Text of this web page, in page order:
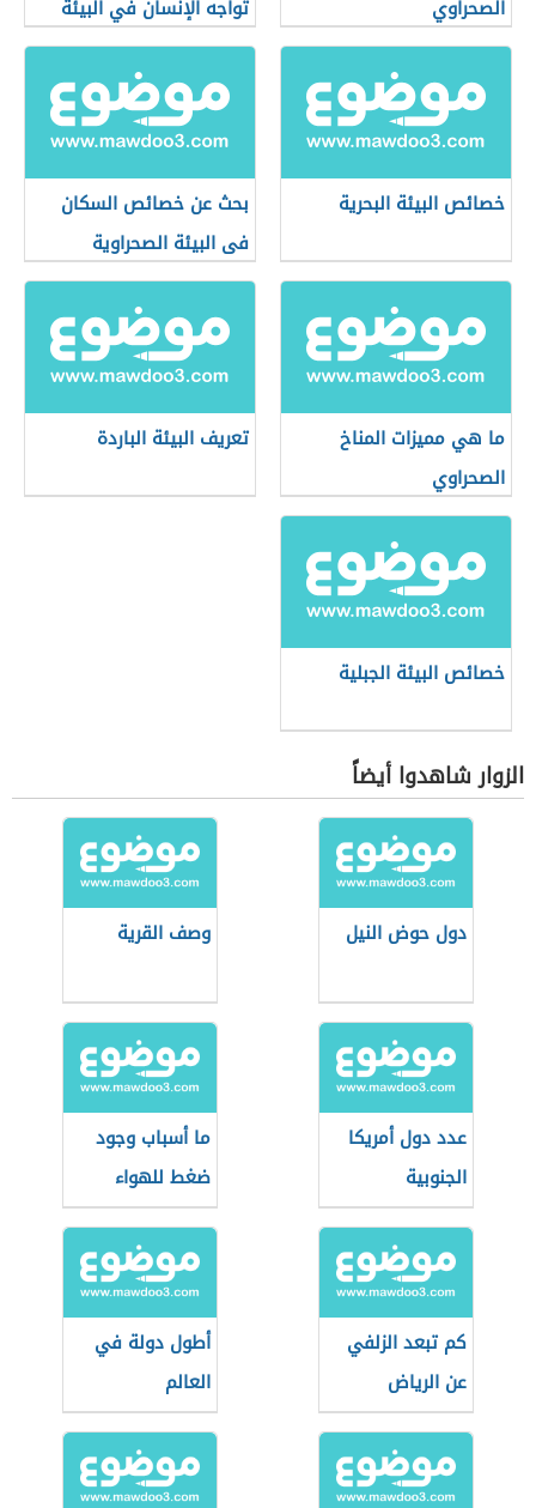
الصحراوي
تواجه الإنسان في البيئة
الحارة
خصائص البيئة البحرية
بحث عن خصائص السكان
فى البيئة الصحراوية
ما هي مميزات المناخ
الصحراوي
تعريف البيئة الباردة
خصائص البيئة الجبلية
الزوار شاهدوا أيضاً
دول حوض النيل وصف القرية
عدد دول أمريكا
الجنوبية
ما أسباب وجود
ضغط للهواء
كم تبعد الزلفي
عن الرياض
أطول دولة في
العالم